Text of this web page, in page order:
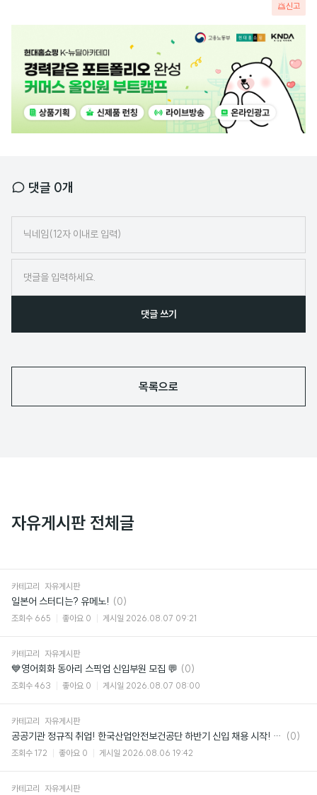
신고
댓글 0개
임
댓글 쓰기
목록으로
자유게시판 전체글
카테고리 자유게시판
일본어 스터디는? 유메노! 댓
글
(0)
조회수 665 좋아요 0 게시일 2026.08.07 09:21
카테고리 자유게시판
💙영어회화 동아리 스픽업 신입부원 모집 💬 댓
글
(0)
조회수 463 좋아요 0 게시일 2026.08.07 08:00
카테고리 자유게시판
공공기관 정규직 취업! 한국산업안전보건공단 하반기 신입 채용 시작! (~8/24) 댓
(0)
조회수 172 좋아요 0 게시일 2026.08.06 19:42
카테고리 자유게시판